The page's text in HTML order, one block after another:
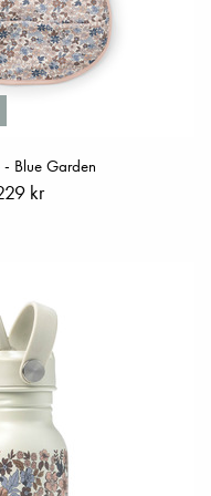
Blue Garden
kr